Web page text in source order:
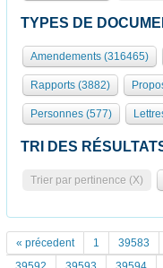
TYPES DE
Amendements (316465)
Rapports (3882)
Personnes (577)
TRI DES
Trier par pertinence (X)
« précedent 1 39583